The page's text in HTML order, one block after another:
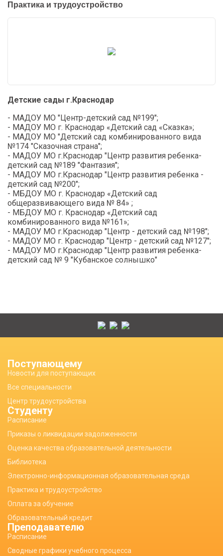
Практика и трудоустройство
Детские сады г.Краснодар
- МАДОУ МО "Центр-детский сад №199";
- МАДОУ МО г. Краснодар «Детский сад «Сказка»;
- МАДОУ МО "Детский сад комбинированного вида
№174 "Сказочная страна";
- МАДОУ МО г.Краснодар "Центр развития ребенка-
детский сад №189 "Фантазия";
- МАДОУ МО г.Краснодар "Центр развития ребенка -
детский сад №200";
- МБДОУ МО г. Краснодар «Детский сад
общеразвивающего вида № 84» ;
- МБДОУ МО г. Краснодар «Детский сад
комбинированного вида №161»;
- МАДОУ МО г.Краснодар "Центр - детский сад №198";
- МАДОУ МО г. Краснодар "Центр - детский сад №127";
- МАДОУ МО г.Краснодар "Центр развития ребенка-
детский сад № 9 "Кубанское солнышко"
Поступающему
Новости для поступающих
Все специальности
Центр трудоустройства
Студенту
Расписание
Приказы о ликвидации задолженности
Оценка качества образовательной деятельности
Библиотека
Электронно-информационная образовательная среда
Практика и трудоустройство
Оплата за обучение
Образовательный кредит
Преподавателю
Расписание
Сводные графики учебного процесса